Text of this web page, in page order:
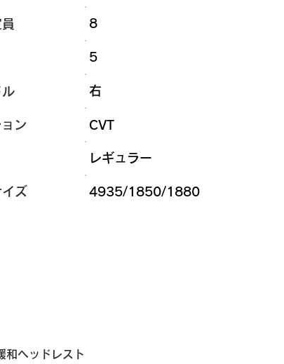
8
5
ン
右
CVT
レギュラー
ズ 4935/1850/1880
和ヘッドレスト